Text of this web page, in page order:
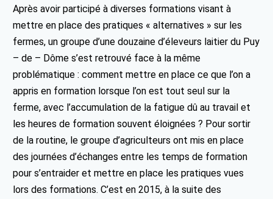
Après avoir participé à diverses formations visant à
mettre en place des pratiques « alternatives » sur les
fermes, un groupe d’une douzaine d’éleveurs laitier du Puy
– de – Dôme s’est retrouvé face à la même
problématique : comment mettre en place ce que l’on a
appris en formation lorsque l’on est tout seul sur la
ferme, avec l’accumulation de la fatigue dû au travail et
les heures de formation souvent éloignées ? Pour sortir
de la routine, le groupe d’agriculteurs ont mis en place
des journées d’échanges entre les temps de formation
pour s’entraider et mettre en place les pratiques vues
lors des formations. C’est en 2015, à la suite des